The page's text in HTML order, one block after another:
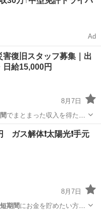
Ad
害復旧スタッフ募集｜出
給15,000円
8月7日
でまとまった収入を得た
ガス解体❗太陽光❗手元
8月7日
短期間 にお金を貯めたい方必